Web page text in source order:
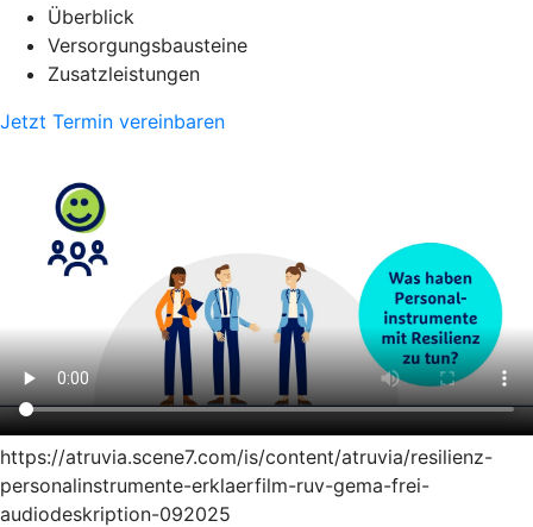
Überblick
Versorgungsbausteine
Zusatzleistungen
Jetzt Termin vereinbaren
https://atruvia.scene7.com/is/content/atruvia/resilienz-
personalinstrumente-erklaerfilm-ruv-gema-frei-
audiodeskription-092025